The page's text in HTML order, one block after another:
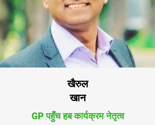
खैरुल
खान
GP पहुँच हब कार्यक्रम नेतृत्व